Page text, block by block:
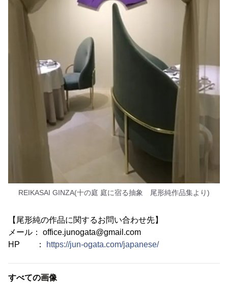
REIKASAI GINZA(十の庭 庭に宿る抽象 尾形純作品集より)
【尾形純の作品に関するお問い合わせ先】
メール： office.junogata@gmail.com
HP ：
https://jun-ogata.com/japanese/
すべての画像